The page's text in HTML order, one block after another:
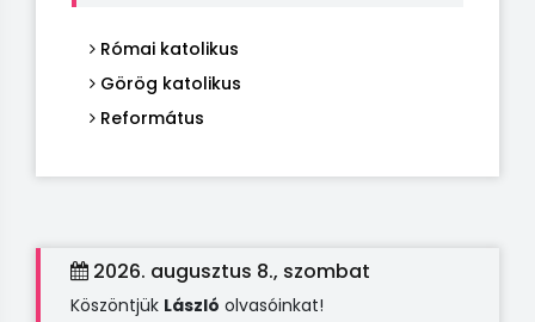
Római katolikus
Görög katolikus
Református
2026. augusztus 8., szombat
Köszöntjük László olvasóinkat!